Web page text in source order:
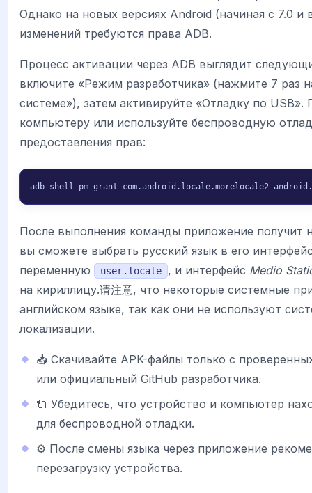
Однако на новых версиях Android (начиная с 7.0
изменений требуются права ADB.
Процесс активации через ADB выглядит
включите «Режим разработчика» (нажмите 7 раз
системе»), затем активируйте «Отладку по
компьютеру или используйте беспроводную
предоставления прав:
adb shell pm grant com.android.locale.morelocale2
После выполнения команды приложение получит
вы сможете выбрать русский язык в его
переменную
user.locale , и интерфейс Medio
на кириллицу.请注意, что некоторые системные
английском языке, так как они не используют
локализации.
📥 Скачивайте APK-файлы только с
или официальный GitHub разработчика.
🔌 Убедитесь, что устройство и компьютер
для беспроводной отладки.
⚙️ После смены языка через приложение
перезагрузку устройства.